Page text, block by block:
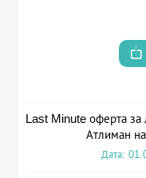
Last Minute оферта за
Атлиман
Дата: